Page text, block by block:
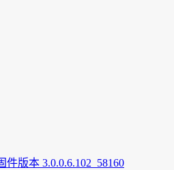
件版本 3.0.0.6.102_58160